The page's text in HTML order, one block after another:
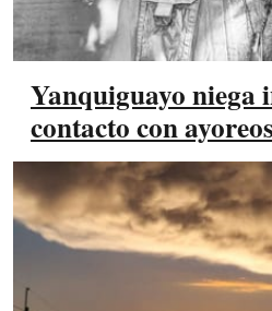
Yanquiguayo niega
contacto con